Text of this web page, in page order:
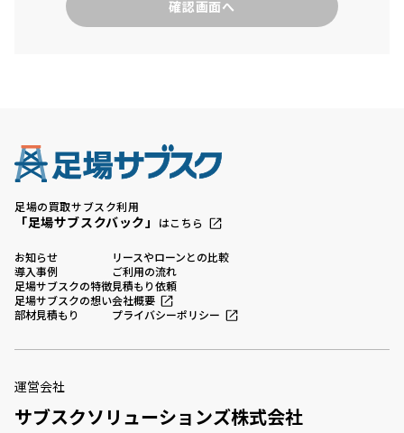
確認画面へ
足場の買取サブスク利用
「足場サブスクバック」 はこちら
お知らせ
導入事例
足場サブスクの特徴
足場サブスクの想い
部材見積もり
リースやローンとの比較
ご利用の流れ
見積もり依頼
会社概要
プライバシーポリシー
運営会社
サブスクソリューションズ株式会社